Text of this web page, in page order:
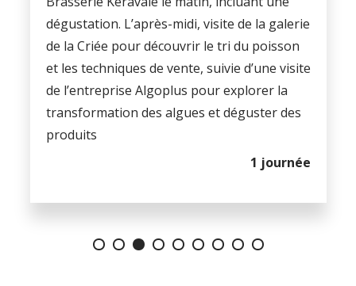
dégustation. L’après-midi, visite de la galerie
de la Criée pour découvrir le tri du poisson
et les techniques de vente, suivie d’une visite
de l’entreprise Algoplus pour explorer la
transformation des algues et déguster des
produits
1 journée